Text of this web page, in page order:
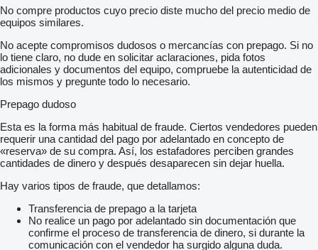
No compre productos cuyo precio diste mucho del precio medio de
equipos similares.
No acepte compromisos dudosos o mercancías con prepago. Si no
lo tiene claro, no dude en solicitar aclaraciones, pida fotos
adicionales y documentos del equipo, compruebe la autenticidad de
los mismos y pregunte todo lo necesario.
Prepago dudoso
Esta es la forma más habitual de fraude. Ciertos vendedores pueden
requerir una cantidad del pago por adelantado en concepto de
«reserva» de su compra. Así, los estafadores perciben grandes
cantidades de dinero y después desaparecen sin dejar huella.
Hay varios tipos de fraude, que detallamos:
Transferencia de prepago a la tarjeta
No realice un pago por adelantado sin documentación que
confirme el proceso de transferencia de dinero, si durante la
comunicación con el vendedor ha surgido alguna duda.